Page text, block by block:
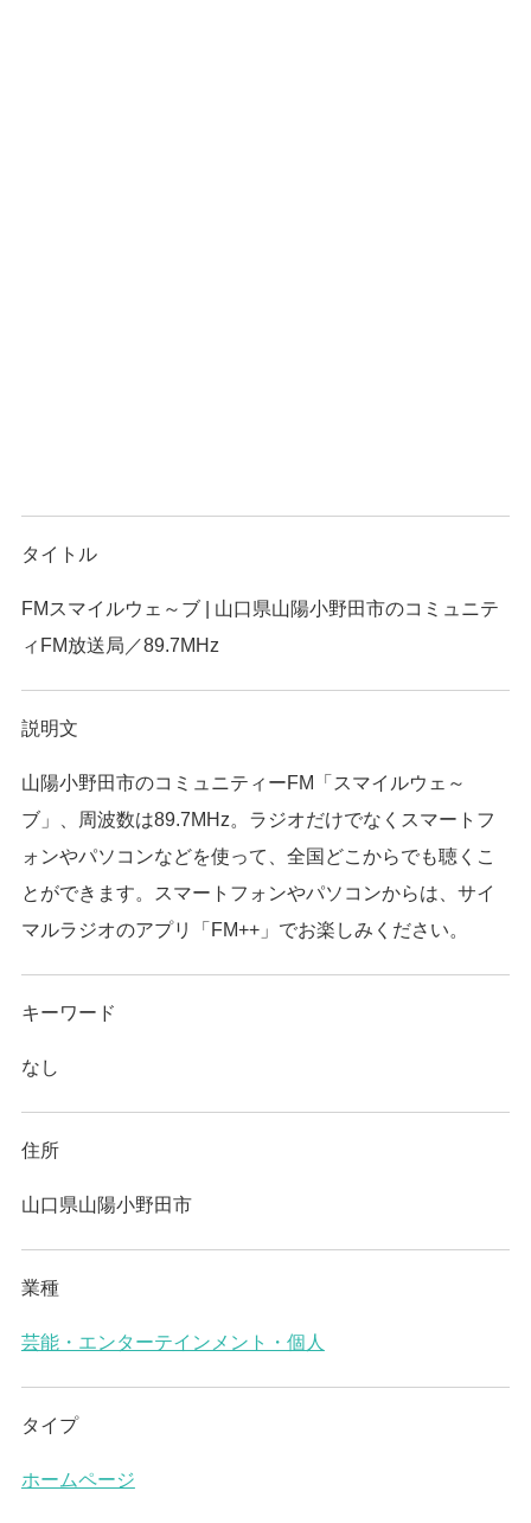
タイトル
FMスマイルウェ～ブ | 山口県山陽小野田市のコミュニテ
ィFM放送局／89.7MHz
説明文
山陽小野田市のコミュニティーFM「スマイルウェ～
ブ」、周波数は89.7MHz。ラジオだけでなくスマートフ
ォンやパソコンなどを使って、全国どこからでも聴くこ
とができます。スマートフォンやパソコンからは、サイ
マルラジオのアプリ「FM++」でお楽しみください。
キーワード
なし
住所
山口県山陽小野田市
業種
芸能・エンターテインメント・個人
タイプ
ホームページ